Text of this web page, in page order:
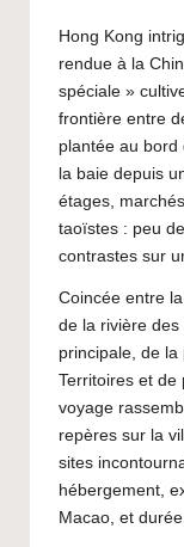
y
a
g
e
J
a
p
o
n
e
t
A
si
Hong Kong
rendue à la
spéciale »
frontière entre
plantée au bord
la baie depuis
étages,
taoïstes : peu
contrastes sur
Coincée entre
de la rivière des
principale, de la
Territoires et de
voyage
repères sur la
sites
hébergement,
Macao, et